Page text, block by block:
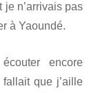
n’arrivais pas
à Yaoundé.
encore
fallait que j’aille